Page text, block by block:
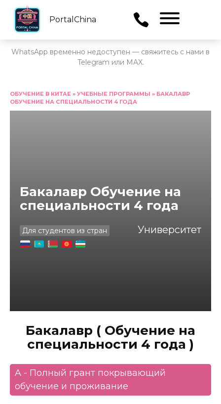
PortalChina
WhatsApp временно недоступен — свяжитесь с нами в
Telegram или MAX.
содержанию
ОБУЧЕНИЕ В КИТАЕ » УЧЕБНЫЕ ПРОГРАММЫ » БАКАЛАВР
ОБУЧЕНИЕ НА СПЕЦИАЛЬНОСТИ 4 ГОДА
Бакалавр Обучение на
специальности 4 года
Для студентов из стран Университет
Бакалавр ( Обучение на
специальности 4 года )
A - Полный грант покрывающий
обучение и проживание